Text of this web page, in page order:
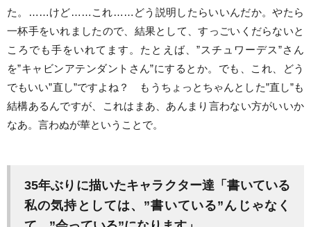
た。……けど……これ……どう説明したらいいんだか。やたら
一杯手をいれましたので、結果として、すっごいくだらないと
ころでも手をいれてます。たとえば、”スチュワーデス”さん
を”キャビンアテンダントさん”にするとか。でも、これ、どう
でもいい”直し”ですよね？ もうちょっとちゃんとした”直し”も
結構あるんですが、これはまあ、あんまり言わない方がいいか
なあ。言わぬが華ということで。
35年ぶりに描いたキャラクター達「書いている
私の気持としては、”書いている”んじゃなく